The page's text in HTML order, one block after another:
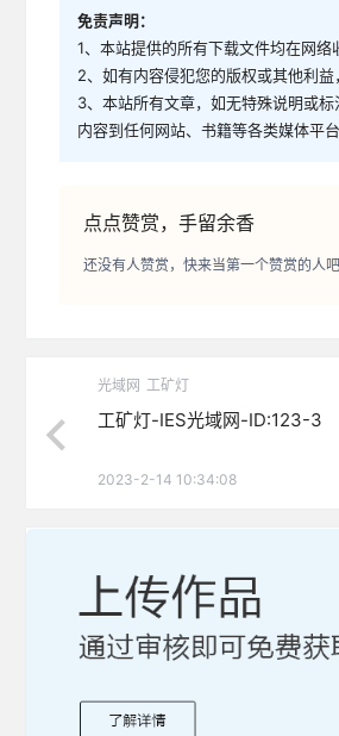
免责声明：
1、本站提供的所有下载文件均在网
2、如有内容侵犯您的版权或其他利
3、本站所有文章，如无特殊说明或
内容到任何网站、书籍等各类媒体平
点点赞赏，手留余香
还没有人赞赏，快来当第一个赞赏的人吧
光域网 工矿灯
工矿灯-IES光域网-ID:123-3
2023-2-14 10:34:08